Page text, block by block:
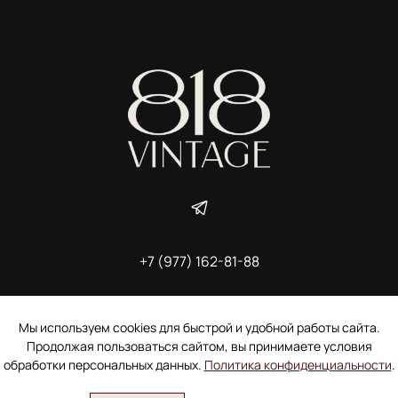
+7 (977) 162-81-88
Пользовательское соглашение
Электронное согласие покупателя на рассылку
Согласие на обработку персональных данных
Мы используем cookies для быстрой и удобной работы сайта.
Продолжая пользоваться сайтом, вы принимаете условия
обработки персональных данных. Политика конфиденциальности.